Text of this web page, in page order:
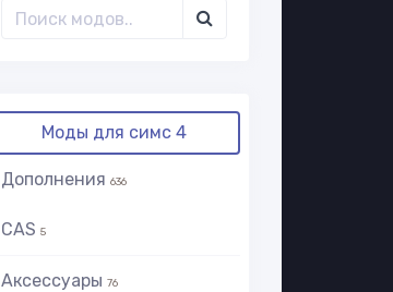
Моды для симс 4
Дополнения 636
CAS 5
Аксессуары 76